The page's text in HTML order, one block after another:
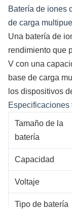
Batería de iones
de carga
Una batería de
rendimiento que
V con una
base de carga
los dispositivos
Especificaciones
Tamaño de la
batería
Capacidad
Voltaje
Tipo de batería